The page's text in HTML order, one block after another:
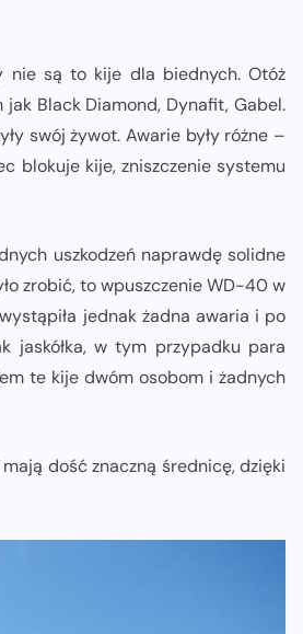
nie są to kije dla biednych. Otóż
Black Diamond, Dynafit, Gabel.
swój żywot. Awarie były różne –
blokuje kije, zniszczenie systemu
uszkodzeń naprawdę solidne
zrobić, to wpuszczenie WD-40 w
jednak żadna awaria i po
jaskółka, w tym przypadku para
te kije dwóm osobom i żadnych
dość znaczną średnicę, dzięki